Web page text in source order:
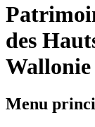
des
Wallonie
Menu